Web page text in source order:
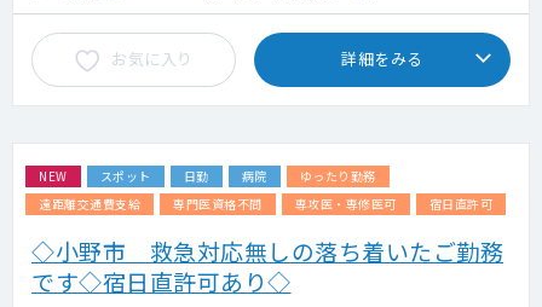
お気に入り 詳細をみる
NEW スポット 日勤 病院
ゆったり勤務
遠距離交通費支給
専門医資格不問 専攻医・専修医可 宿日直許可
◇小野市 救急対応無しの落ち着いたご勤務
です◇宿日直許可あり◇